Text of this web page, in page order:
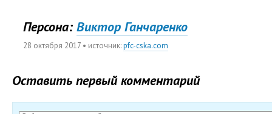
Персона: Виктор Ганчаренко
28 октября 2017 • источник:pfc-cska.com
Оставить первый комментарий